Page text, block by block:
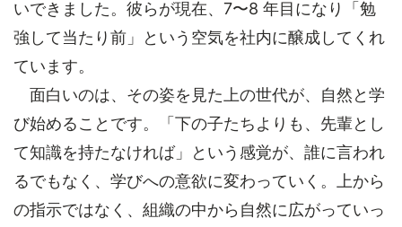
いできました。彼らが現在、7〜8 年目になり「勉
強して当たり前」という空気を社内に醸成してくれ
ています。
面白いのは、その姿を見た上の世代が、自然と学
び始めることです。「下の子たちよりも、先輩とし
て知識を持たなければ」という感覚が、誰に言われ
るでもなく、学びへの意欲に変わっていく。上から
の指示ではなく、組織の中から自然に広がっていっ